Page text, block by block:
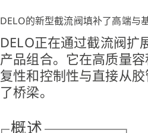
DELO的新型截流阀填补了高端与
DELO正在通过截流阀扩
产品组合。它在高质量
复性和控制性与直接从
了桥梁。
概述